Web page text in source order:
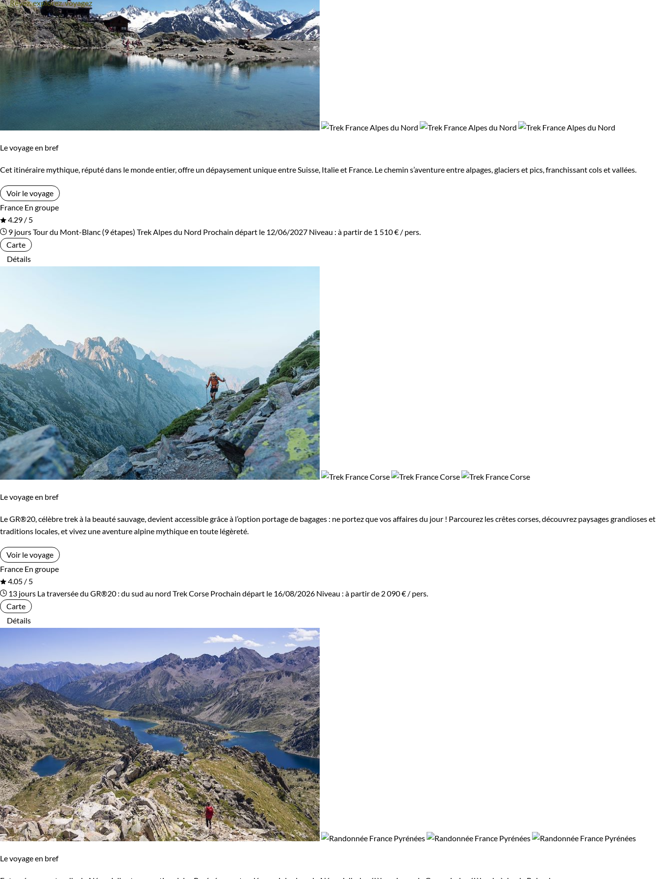
Rêvez, explorez, voyagez
Micro-aventure Multi-activités
Navigation Randonnée
Raquette
Régions
Alpes du Nord
Autres régions
Budget
Moins de 750 € De 750 à 1 250 €
De 1 250 à 2 000 € De 2 000 à 3 000 €
Plus de 3 000 €
Âge des enfants
Confort
Bivouac, sous tente
Standard Supérieur
Haut de gamme
Itinérance
Itinérant Semi-itinérant
En étoile
Environnement
Bord de mer et îles Forêts, collines, rivières et lacs
Haute Montagne Montagne
Neige Patrimoine et Nature
Volcans
Le voyage en bref
Cet itinéraire mythique, réputé dans le monde entier, offre un dépaysement unique entre Suisse, Italie et France. Le chemin s’aventure entre alpages, glaciers et pics, franchissant cols et vallées.
Voir le voyage
France En groupe
4.29 / 5
9 joursTour du Mont-Blanc (9 étapes) Trek Alpes du Nord Prochain départ le 12/06/2027 Niveau : à partir de 1 510 € / pers.
Carte
Détails
Le voyage en bref
Le GR®20, célèbre trek à la beauté sauvage, devient accessible grâce à l’option portage de bagages : ne portez que vos affaires du jour ! Parcourez les crêtes corses, découvrez paysages grandioses et
traditions locales, et vivez une aventure alpine mythique en toute légèreté.
Voir le voyage
France En groupe
4.05 / 5
13 jours La traversée du GR®20 : du sud au nord Trek Corse Prochain départ le 16/08/2026 Niveau : à partir de 2 090 € / pers.
Carte
Détails
Le voyage en bref